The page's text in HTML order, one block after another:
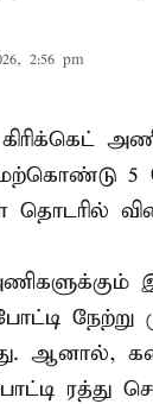
2:56 pm
கிரிக்கெட்
5
நேற்று
ஆனால்,
ரத்து